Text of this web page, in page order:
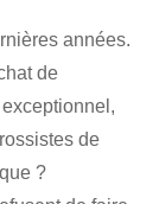
années.
de
de
?